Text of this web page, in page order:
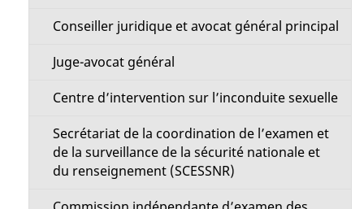
Conseiller juridique et avocat général principal
Juge-avocat général
Centre d’intervention sur l’inconduite sexuelle
Secrétariat de la coordination de l’examen et
de la surveillance de la sécurité nationale et
du renseignement (SCESSNR)